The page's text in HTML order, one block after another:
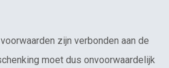
zijn verbonden aan de
moet dus onvoorwaardelijk